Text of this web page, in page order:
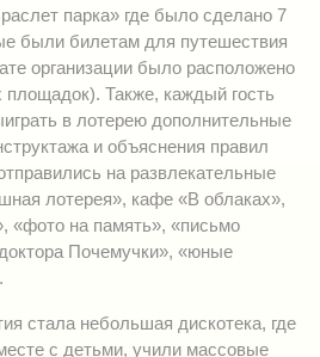
парка» где было сделано 7
были билетам для путешествия
организации было расположено
площадок). Также, каждый гость
в лотерею дополнительные
и объяснения правил
на развлекательные
лотерея», кафе «В облаках»,
«фото на память», «письмо
Почемучки», «юные
стала небольшая дискотека, где
с детьми, учили массовые